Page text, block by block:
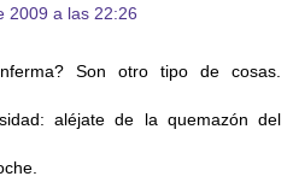
2009 a las 22:26
Son otro tipo de cosas.
aléjate de la quemazón del